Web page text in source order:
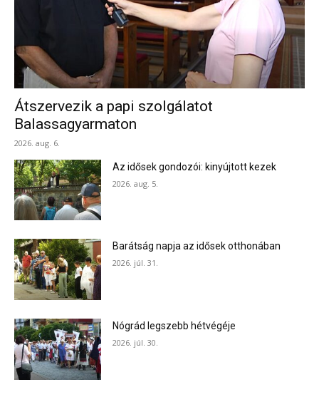
Átszervezik a papi szolgálatot
Balassagyarmaton
2026. aug. 6.
Az idősek gondozói: kinyújtott kezek
2026. aug. 5.
Barátság napja az idősek otthonában
2026. júl. 31.
Nógrád legszebb hétvégéje
2026. júl. 30.